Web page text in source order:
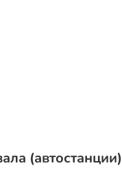
(автостанции)